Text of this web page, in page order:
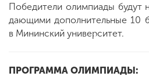
Победители олимпиады будут
дающими дополнительные 10
в Мининский университет.
ПРОГРАММА ОЛИМПИАДЫ: